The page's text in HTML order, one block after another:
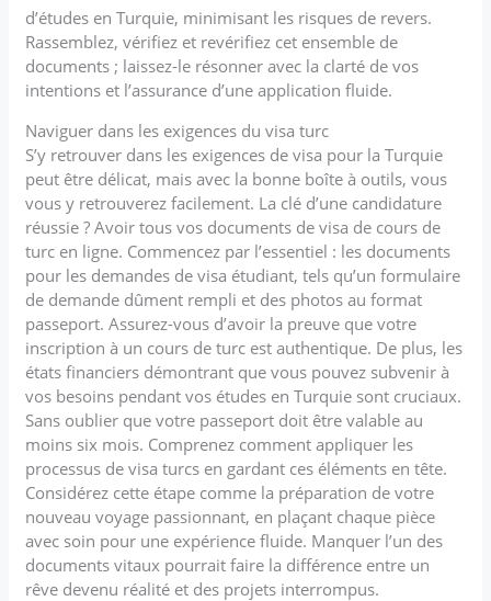
d’études en Turquie, minimisant les risques de revers.
Rassemblez, vérifiez et revérifiez cet ensemble de
documents ; laissez-le résonner avec la clarté de vos
intentions et l’assurance d’une application fluide.
Naviguer dans les exigences du visa turc
S’y retrouver dans les exigences de visa pour la Turquie
peut être délicat, mais avec la bonne boîte à outils, vous
vous y retrouverez facilement. La clé d’une candidature
réussie ? Avoir tous vos documents de visa de cours de
turc en ligne. Commencez par l’essentiel : les documents
pour les demandes de visa étudiant, tels qu’un formulaire
de demande dûment rempli et des photos au format
passeport. Assurez-vous d’avoir la preuve que votre
inscription à un cours de turc est authentique. De plus, les
états financiers démontrant que vous pouvez subvenir à
vos besoins pendant vos études en Turquie sont cruciaux.
Sans oublier que votre passeport doit être valable au
moins six mois. Comprenez comment appliquer les
processus de visa turcs en gardant ces éléments en tête.
Considérez cette étape comme la préparation de votre
nouveau voyage passionnant, en plaçant chaque pièce
avec soin pour une expérience fluide. Manquer l’un des
documents vitaux pourrait faire la différence entre un
rêve devenu réalité et des projets interrompus.